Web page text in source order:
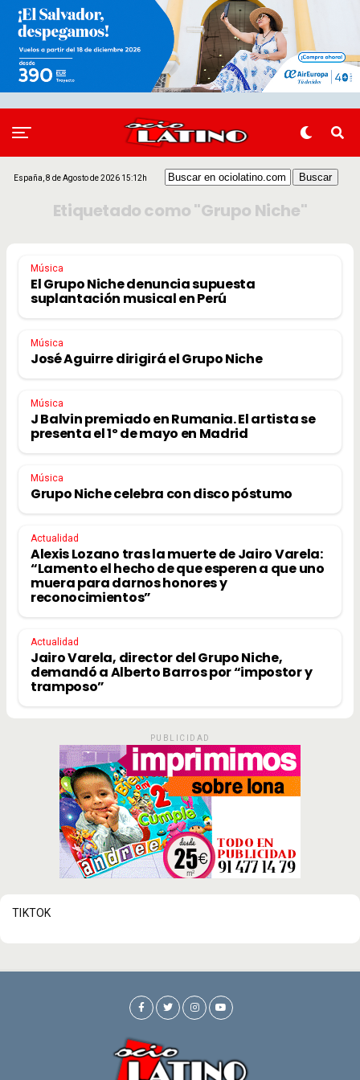
España, 8 de Agosto de 2026 15:12h
Etiquetado como "Grupo Niche"
Música
El Grupo Niche denuncia supuesta
suplantación musical en Perú
Música
José Aguirre dirigirá el Grupo Niche
Música
J Balvin premiado en Rumania. El artista se
presenta el 1º de mayo en Madrid
Música
Grupo Niche celebra con disco póstumo
Actualidad
Alexis Lozano tras la muerte de Jairo Varela:
“Lamento el hecho de que esperen a que uno
muera para darnos honores y
reconocimientos”
Actualidad
Jairo Varela, director del Grupo Niche,
demandó a Alberto Barros por “impostor y
tramposo”
PUBLICIDAD
TIKTOK